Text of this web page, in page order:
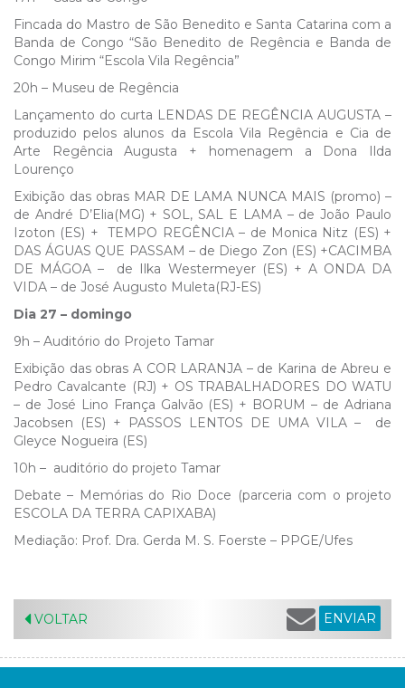
Fincada do Mastro de São Benedito e Santa Catarina com a
Banda de Congo “São Benedito de Regência e Banda de
Congo Mirim “Escola Vila Regência”
20h – Museu de Regência
Lançamento do curta LENDAS DE REGÊNCIA AUGUSTA –
produzido pelos alunos da Escola Vila Regência e Cia de
Arte Regência Augusta + homenagem a Dona Ilda
Lourenço
Exibição das obras MAR DE LAMA NUNCA MAIS (promo) –
de André D’Elia(MG) + SOL, SAL E LAMA – de João Paulo
Izoton (ES) + TEMPO REGÊNCIA – de Monica Nitz (ES) +
DAS ÁGUAS QUE PASSAM – de Diego Zon (ES) +CACIMBA
DE MÁGOA – de Ilka Westermeyer (ES) + A ONDA DA
VIDA – de José Augusto Muleta(RJ-ES)
Dia 27 – domingo
9h – Auditório do Projeto Tamar
Exibição das obras A COR LARANJA – de Karina de Abreu e
Pedro Cavalcante (RJ) + OS TRABALHADORES DO WATU
– de José Lino França Galvão (ES) + BORUM – de Adriana
Jacobsen (ES) + PASSOS LENTOS DE UMA VILA – de
Gleyce Nogueira (ES)
10h – auditório do projeto Tamar
Debate – Memórias do Rio Doce (parceria com o projeto
ESCOLA DA TERRA CAPIXABA)
Mediação: Prof. Dra. Gerda M. S. Foerste – PPGE/Ufes
VOLTAR ENVIAR